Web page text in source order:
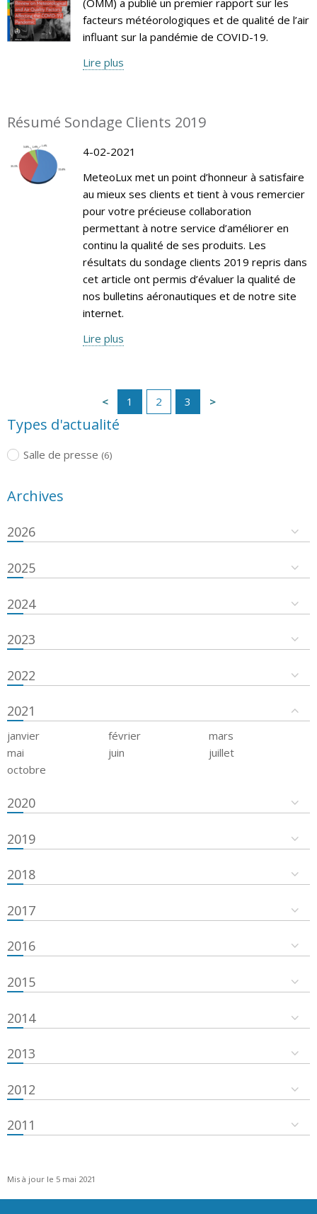
facteurs météorologiques et de qualité de l’air
influant sur la pandémie de COVID-19.
Lire plus
Résumé Sondage Clients 2019
4-02-2021
MeteoLux met un point d’honneur à satisfaire
au mieux ses clients et tient à vous remercier
pour votre précieuse collaboration
permettant à notre service d’améliorer en
continu la qualité de ses produits. Les
résultats du sondage clients 2019 repris dans
cet article ont permis d’évaluer la qualité de
nos bulletins aéronautiques et de notre site
internet.
Lire plus
1 2 3
Types d'actualité
Salle de presse (6)
Archives
2026
2025
2024
2023
2022
2021
janvier février
mars
mai
juin
juillet
octobre
2020
2019
2018
2017
2016
2015
2014
2013
2012
2011
Mis à jour le 5 mai 2021